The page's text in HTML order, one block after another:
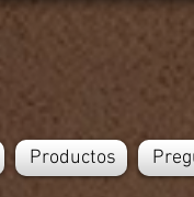
Productos